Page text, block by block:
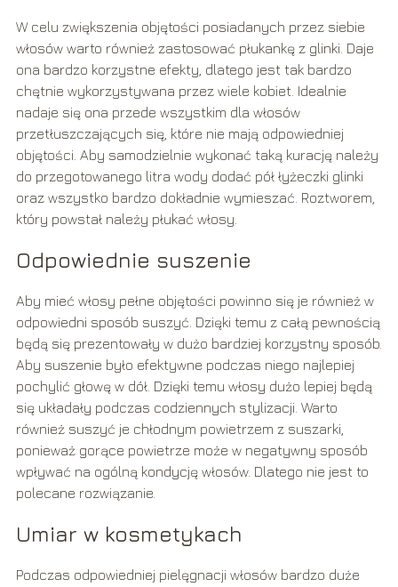
W celu zwiększenia objętości posiadanych przez siebie
włosów warto również zastosować płukankę z glinki. Daje
ona bardzo korzystne efekty, dlatego jest tak bardzo
chętnie wykorzystywana przez wiele kobiet. Idealnie
nadaje się ona przede wszystkim dla włosów
przetłuszczających się, które nie mają odpowiedniej
objętości. Aby samodzielnie wykonać taką kurację należy
do przegotowanego litra wody dodać pół łyżeczki glinki
oraz wszystko bardzo dokładnie wymieszać. Roztworem,
który powstał należy płukać włosy.
Odpowiednie suszenie
Aby mieć włosy pełne objętości powinno się je również w
odpowiedni sposób suszyć. Dzięki temu z całą pewnością
będą się prezentowały w dużo bardziej korzystny sposób.
Aby suszenie było efektywne podczas niego najlepiej
pochylić głowę w dół. Dzięki temu włosy dużo lepiej będą
się układały podczas codziennych stylizacji. Warto
również suszyć je chłodnym powietrzem z suszarki,
ponieważ gorące powietrze może w negatywny sposób
wpływać na ogólną kondycję włosów. Dlatego nie jest to
polecane rozwiązanie.
Umiar w kosmetykach
Podczas odpowiedniej pielęgnacji włosów bardzo duże